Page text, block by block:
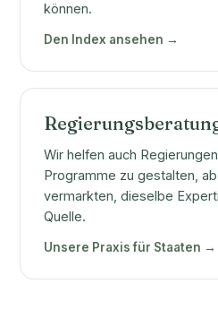
können.
Den Index ansehen →
Wir helfen auch
Programme zu gestalten,
vermarkten, dieselbe
Quelle.
Unsere Praxis für Staaten →